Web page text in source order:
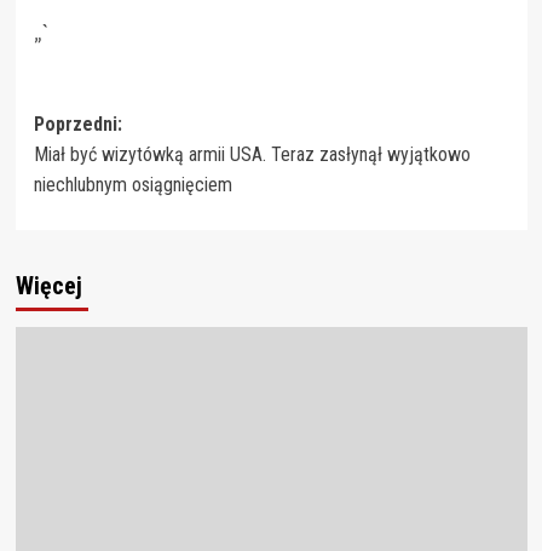
„`
Zobacz
wpisy
Poprzedni:
Miał być wizytówką armii USA. Teraz zasłynął wyjątkowo
niechlubnym osiągnięciem
Więcej